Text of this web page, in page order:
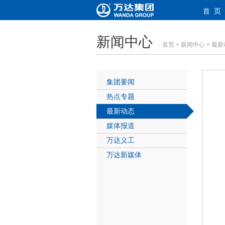
首 页
新闻中心 首页 > 新闻中心 > 最新
集团要闻
热点专题
最新动态
媒体报道
万达义工
万达新媒体